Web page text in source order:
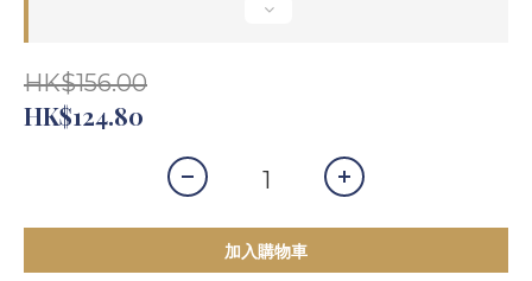
HK$156.00
HK$124.80
加入購物車